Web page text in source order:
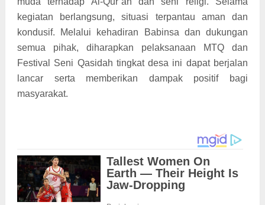
kegiatan berlangsung, situasi terpantau aman dan
kondusif. Melalui kehadiran Babinsa dan dukungan
semua pihak, diharapkan pelaksanaan MTQ dan
Festival Seni Qasidah tingkat desa ini dapat berjalan
lancar serta memberikan dampak positif bagi
masyarakat.